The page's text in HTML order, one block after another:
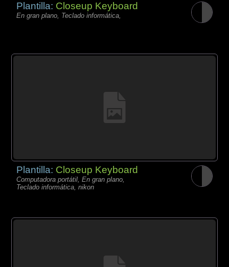
Plantilla: Closeup Keyboard
En gran plano, Teclado informática,
Plantilla: Closeup Keyboard
Computadora portátil, En gran plano,
Teclado informática, nikon